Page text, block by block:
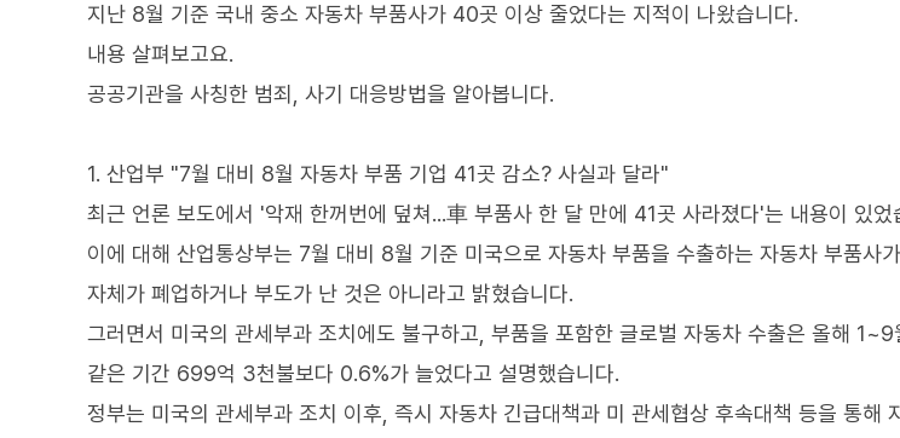
지난 8월 기준 국내 중소 자동차 부품사가 40곳 이상 줄었다는 지적이 나왔습니다.
내용 살펴보고요.
공공기관을 사칭한 범죄, 사기 대응방법을 알아봅니다.
1. 산업부 "7월 대비 8월 자동차 부품 기업 41곳 감소? 사실과 달라"
최근 언론 보도에서 '악재 한꺼번에 덮쳐...車 부품사 한 달 만에 41곳 사라졌다'는 내용이 있었
이에 대해 산업통상부는 7월 대비 8월 기준 미국으로 자동차 부품을 수출하는 자동차 부품사
자체가 폐업하거나 부도가 난 것은 아니라고 밝혔습니다.
그러면서 미국의 관세부과 조치에도 불구하고, 부품을 포함한 글로벌 자동차 수출은 올해
같은 기간 699억 3천불보다 0.6%가 늘었다고 설명했습니다.
정부는 미국의 관세부과 조치 이후, 즉시 자동차 긴급대책과 미 관세협상 후속대책 등을 통해